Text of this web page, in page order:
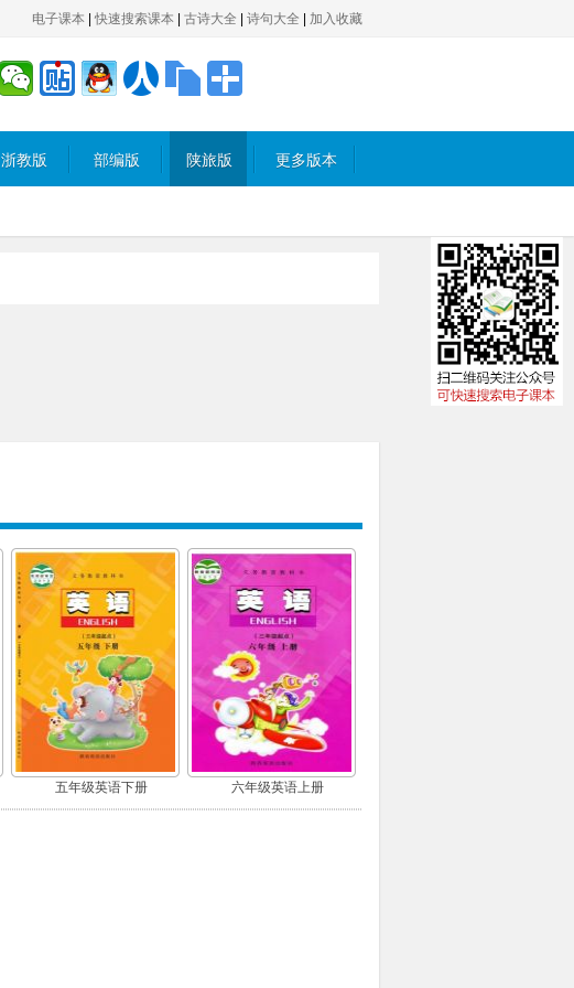
电子课本 快速搜索课本 古诗大全 诗句大全 加入收藏
浙教版 部编版 陕旅版 更多版本
五年级英语下册 六年级英语上册